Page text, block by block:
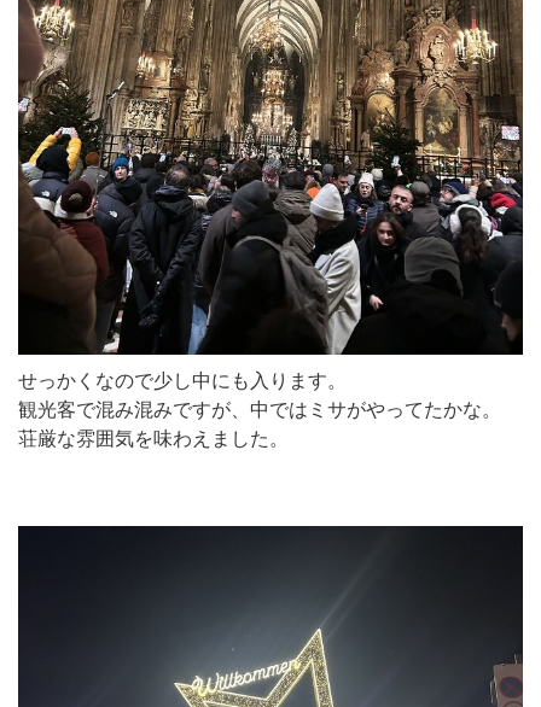
せっかくなので少し中にも入ります。
観光客で混み混みですが、中ではミサがやってたかな。
荘厳な雰囲気を味わえました。